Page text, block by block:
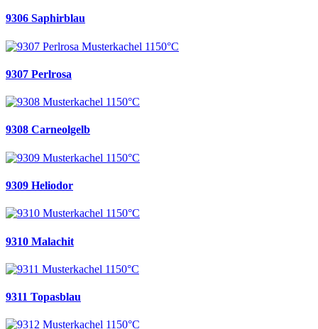
9306 Saphirblau
9307 Perlrosa
9308 Carneolgelb
9309 Heliodor
9310 Malachit
9311 Topasblau